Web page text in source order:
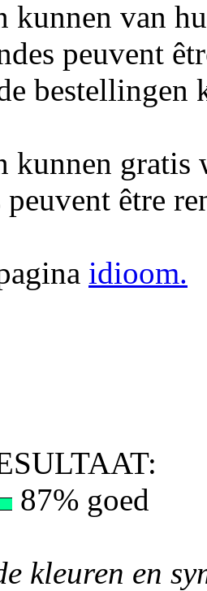
kunnen van
peuvent
bestellingen
kunnen gratis
peuvent être
idioom.
87% goed
kleuren en